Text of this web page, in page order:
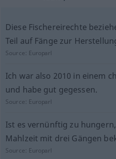
Diese Fischereirechte
Teil auf Fänge zur
Source: Europarl
Ich war also 2010 in einem
und habe gut gegessen.
Source: Europarl
Ist es vernünftig zu
Mahlzeit mit drei Gängen
Source: Europarl